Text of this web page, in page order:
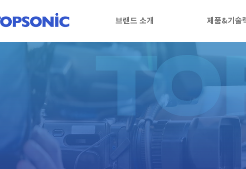
브랜드 소개 제품&기술